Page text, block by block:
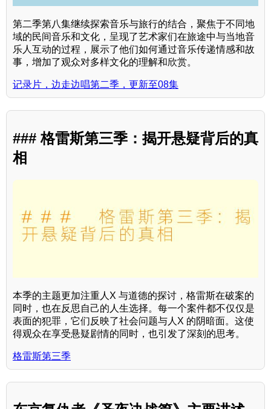
第二季第八集继续探索音乐与旅行的结合，聚焦于不同地
域的民间音乐和文化，呈现了艺术家们在旅途中与当地音
乐人互动的过程，展示了他们如何通过音乐传递情感和故
事，增加了观众对多样文化的理解和欣赏。
记录片，边走边唱第二季，更新至08集
### 格雷斯第三季：揭开悬疑背后的真
相
本季的主题更加注重人X 与道德的探讨，格雷斯在破案的
同时，也在反思自己的人生选择。每一个案件都不仅仅是
表面的犯罪，它们反映了社会问题与人X 的阴暗面。这使
得观众在享受悬疑剧情的同时，也引发了深刻的思考。
格雷斯第三季